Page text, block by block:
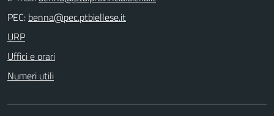
PEC:
URP
Uffici e orari
Numeri utili